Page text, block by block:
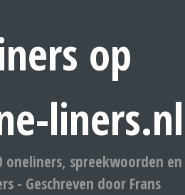
op
liners.nl
oneliners, spreekwoorden en
- Geschreven door Frans